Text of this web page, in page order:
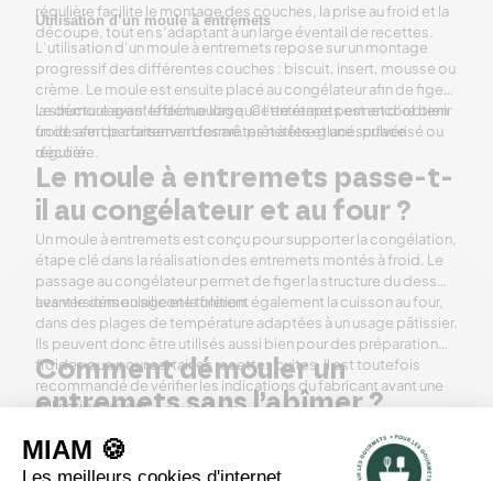
régulière facilite le montage des couches, la prise au froid et la
découpe, tout en s’adaptant à un large éventail de recettes.
Utilisation d’un moule à entremets
L’utilisation d’un moule à entremets repose sur un montage
progressif des différentes couches : biscuit, insert, mousse ou
crème. Le moule est ensuite placé au congélateur afin de figer
la structure avant le démoulage. Cette étape permet d’obtenir
un dessert parfaitement formé, prêt à être glacé, pulvérisé ou
décoré.
Le démoulage s’effectue lorsque l’entremets est encore bien
froid, afin de conserver des arêtes nettes et une surface
régulière.
Le moule à entremets passe-t-
il au congélateur et au four ?
Un moule à entremets est conçu pour supporter la congélation,
étape clé dans la réalisation des entremets montés à froid. Le
passage au congélateur permet de figer la structure du dessert
avant le démoulage et la finition.
Les versions en silicone tolèrent également la cuisson au four,
dans des plages de température adaptées à un usage pâtissier.
Ils peuvent donc être utilisés aussi bien pour des préparations
froides que pour certaines recettes cuites. Il est toutefois
recommandé de vérifier les indications du fabricant avant une
utilisation au four.
Comment démouler un
entremets sans l’abîmer ?
est encore bien froid. Cette étape permet de conserver des
bords nets et une surface régulière. Un moule souple, comme